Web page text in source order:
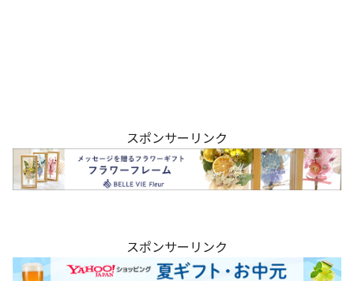
スポンサーリンク
スポンサーリンク